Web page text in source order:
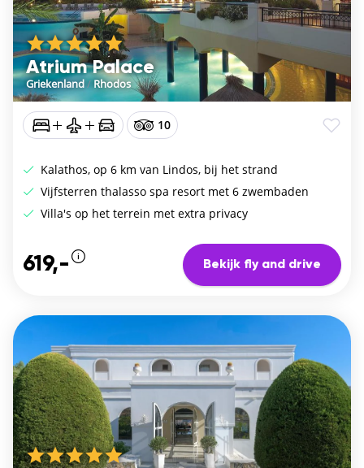
Atrium Palace
Griekenland/ Rhodos
10
Kalathos, op 6 km van Lindos, bij het strand
Vijfsterren thalasso spa resort met 6 zwembaden
Villa's op het terrein met extra privacy
619,- Bekijk fly and drive